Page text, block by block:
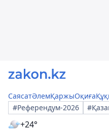
СаясатӘлемҚаржыОқиға
#Референдум-2026
+24°